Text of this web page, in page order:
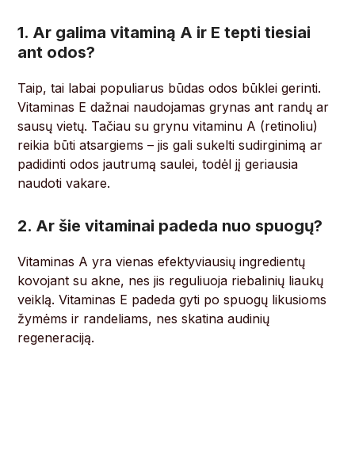
1. Ar galima vitaminą A ir E tepti tiesiai
ant odos?
Taip, tai labai populiarus būdas odos būklei gerinti.
Vitaminas E dažnai naudojamas grynas ant randų ar
sausų vietų. Tačiau su grynu vitaminu A (retinoliu)
reikia būti atsargiems – jis gali sukelti sudirginimą ar
padidinti odos jautrumą saulei, todėl jį geriausia
naudoti vakare.
2. Ar šie vitaminai padeda nuo spuogų?
Vitaminas A yra vienas efektyviausių ingredientų
kovojant su akne, nes jis reguliuoja riebalinių liaukų
veiklą. Vitaminas E padeda gyti po spuogų likusioms
žymėms ir randeliams, nes skatina audinių
regeneraciją.